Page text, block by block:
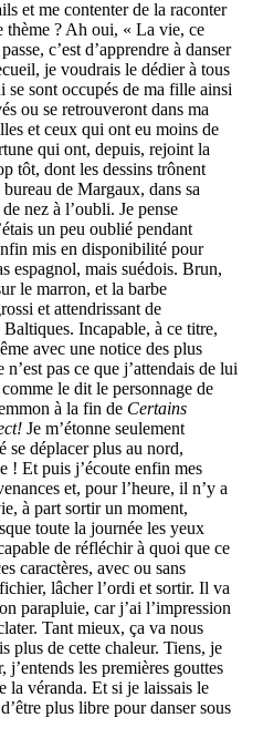
et me contenter de la raconter
thème ? Ah oui, « La vie, ce
c’est d’apprendre à danser
je voudrais le dédier à tous
se sont occupés de ma fille ainsi
ou se retrouveront dans ma
et ceux qui ont eu moins de
qui ont, depuis, rejoint la
tôt, dont les dessins trônent
de Margaux, dans sa
nez à l’oubli. Je pense
un peu oublié pendant
mis en disponibilité pour
espagnol, mais suédois. Brun,
le marron, et la barbe
et attendrissant de
Incapable, à ce titre,
avec une notice des plus
pas ce que j’attendais de lui
le dit le personnage de
à la fin de Certains
Je m’étonne seulement
se déplacer plus au nord,
! Et puis j’écoute enfin mes
et, pour l’heure, il n’y a
à part sortir un moment,
toute la journée les yeux
de réfléchir à quoi que ce
caractères, avec ou sans
lâcher l’ordi et sortir. Il va
parapluie, car j’ai l’impression
Tant mieux, ça va nous
plus de cette chaleur. Tiens, je
les premières gouttes
la véranda. Et si je laissais le
plus libre pour danser sous